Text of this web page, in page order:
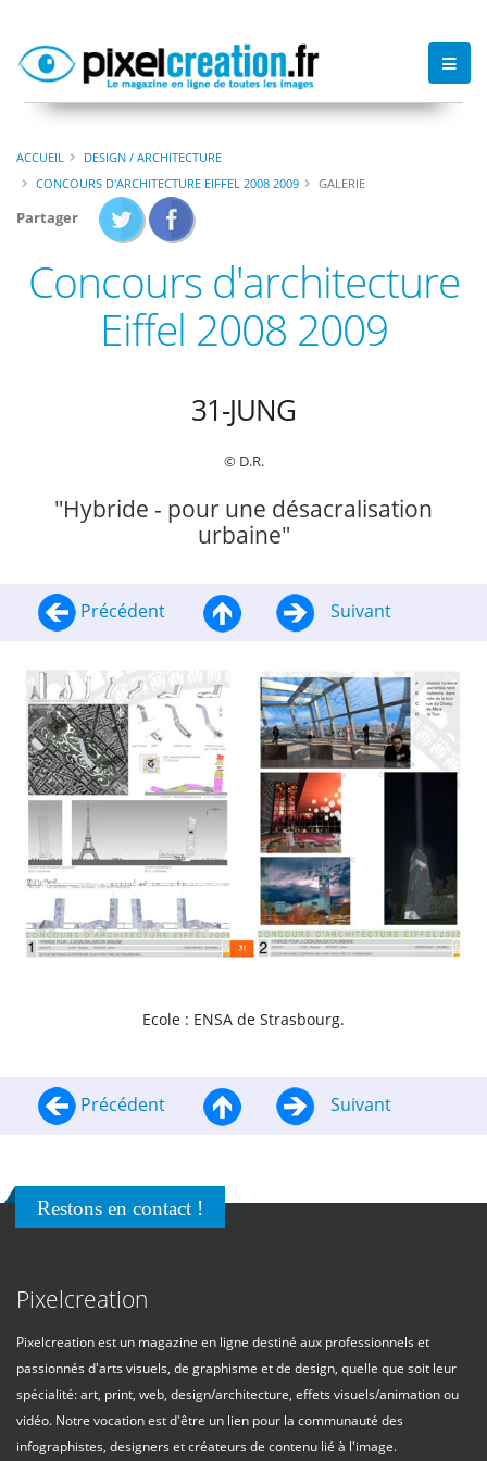
ACCUEIL
DESIGN / ARCHITECTURE
CONCOURS D'ARCHITECTURE EIFFEL 2008 2009
GALERIE
Partager
Concours d'architecture
Eiffel 2008 2009
31-JUNG
© D.R.
"Hybride - pour une désacralisation
urbaine"
Précédent Suivant
Ecole : ENSA de Strasbourg.
Précédent Suivant
Restons en contact !
Pixelcreation
Pixelcreation est un magazine en ligne destiné aux professionnels et
passionnés d'arts visuels, de graphisme et de design, quelle que soit leur
spécialité: art, print, web, design/architecture, effets visuels/animation ou
vidéo. Notre vocation est d'être un lien pour la communauté des
infographistes, designers et créateurs de contenu lié à l'image.